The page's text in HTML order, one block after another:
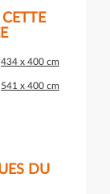
434 x 400 cm
541 x 400 cm
DU